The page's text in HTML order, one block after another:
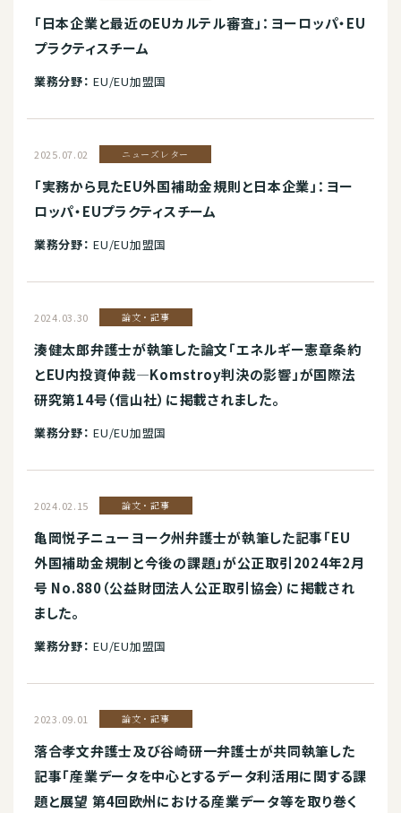
「日本企業と最近のEUカルテル審査」：ヨーロッパ・EU
プラクティスチーム
業務分野： EU/EU加盟国
2025.07.02 ニューズレター
「実務から見たEU外国補助金規則と日本企業」：ヨー
ロッパ・EUプラクティスチーム
業務分野： EU/EU加盟国
2024.03.30 論文・記事
湊健太郎弁護士が執筆した論文「エネルギー憲章条約
とEU内投資仲裁―Komstroy判決の影響」が国際法
研究第14号（信山社）に掲載されました。
業務分野： EU/EU加盟国
2024.02.15 論文・記事
亀岡悦子ニューヨーク州弁護士が執筆した記事「EU
外国補助金規制と今後の課題」が公正取引2024年2月
号 No.880（公益財団法人公正取引協会）に掲載され
ました。
業務分野： EU/EU加盟国
2023.09.01 論文・記事
落合孝文弁護士及び谷崎研一弁護士が共同執筆した
記事「産業データを中心とするデータ利活用に関する課
題と展望 第4回欧州における産業データ等を取り巻く